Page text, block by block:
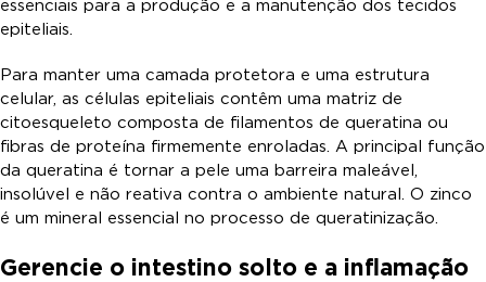
essenciais para a produção e a manutenção dos tecidos
epiteliais.
Para manter uma camada protetora e uma estrutura
celular, as células epiteliais contêm uma matriz de
citoesqueleto composta de filamentos de queratina ou
fibras de proteína firmemente enroladas. A principal função
da queratina é tornar a pele uma barreira maleável,
insolúvel e não reativa contra o ambiente natural. O zinco
é um mineral essencial no processo de queratinização.
Gerencie o intestino solto e a inflamação